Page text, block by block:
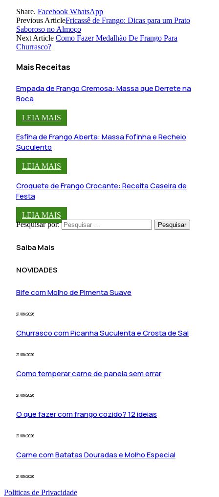
Share. Facebook WhatsApp
Previous ArticleFricassê de Frango: Dicas para um Prato
Saboroso no Almoço
Next Article Como Fazer Medalhão De Frango Para
Churrasco?
Mais Receitas
Empada de Frango Cremosa: Massa que Derrete na
Boca
LEIA MAIS
Esfiha de Frango Aberta: Massa Fofinha e Recheio
Suculento
LEIA MAIS
Croquete de Frango Crocante: Receita Caseira de
Festa
LEIA MAIS
Pesquisar por:
Saiba Mais
NOVIDADES
Bife com Molho de Pimenta Suave
21/06/2026
Churrasco com Picanha Suculenta e Crosta de Sal
21/06/2026
Como temperar carne de panela sem errar
21/06/2026
O que fazer com frango cozido? 12 ideias
21/06/2026
Carne com Batatas Douradas e Molho Especial
21/06/2026
Politicas de Privacidade